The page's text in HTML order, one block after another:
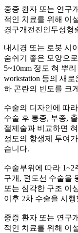
중증 환자 또는 연구
적인 치료를 위해 이
경구개전진인두성형
내시경 또는 로봇 시
숨쉬기 좋은 모양으
5~10mm 정도 혀 뿌
workstation 등의 새
하 곤란의 빈도를 크
수술의 디자인에 따
수술 후 통증, 부종,
절제술과 비교하면
정도의 항생제 투여
습니다.
수술부위에 따라 1~2
구개, 편도선 수술을
또는 심각한 구조 이
이후 2차 수술을 시
중증 환자 또는 연구
적인 치료를 위해 이